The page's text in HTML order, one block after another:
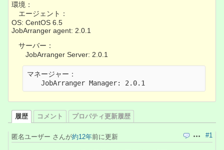
環境：
エージェント：
OS: CentOS 6.5
JobArranger agent: 2.0.1
サーバー：
JobArranger Server: 2.0.1
マネージャー：
JobArranger Manager: 2.0.1
履歴 コメント プロパティ更新履歴
引用 操作#1
匿名ユーザー さんが約12年前に更新